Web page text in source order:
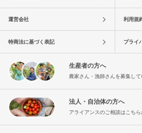
運営会社 利用規
特商法に基づく表記 プライ
生産者の方へ
農家さん・漁師さんを募集して
法人・自治体の方へ
アライアンスのご相談はこちら